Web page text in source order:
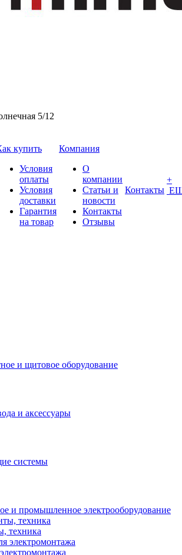
5/12
купить
Условия
оплаты
Условия
доставки
Гарантия
на товар
Компания
О
компании
Статьи и
новости
Контакты
Отзывы
Контакты
+
и щитовое оборудование
и аксессуары
системы
и промышленное электрооборудование
техника